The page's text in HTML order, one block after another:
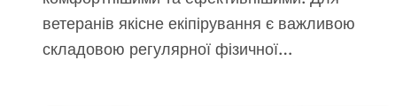
ветеранів якісне екіпірування є важливою
складовою регулярної фізичної…